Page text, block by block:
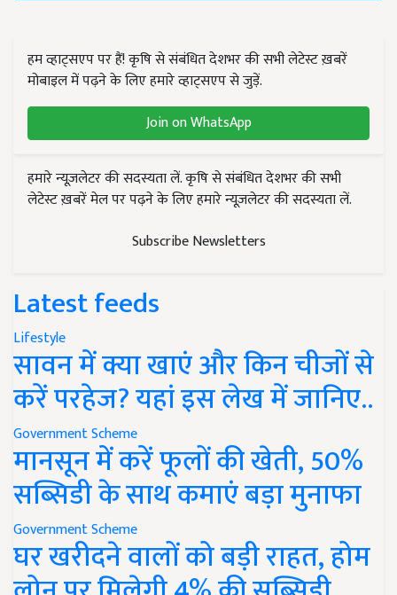
हम व्हाट्सएप पर हैं! कृषि से संबंधित देशभर की सभी लेटेस्ट ख़बरें
मोबाइल में पढ़ने के लिए हमारे व्हाट्सएप से जुड़ें.
Join on WhatsApp
हमारे न्यूज़लेटर की सदस्यता लें. कृषि से संबंधित देशभर की सभी
लेटेस्ट ख़बरें मेल पर पढ़ने के लिए हमारे न्यूज़लेटर की सदस्यता लें.
Subscribe Newsletters
Latest feeds
Lifestyle
सावन में क्या खाएं और किन चीजों से
करें परहेज? यहां इस लेख में जानिए..
Government Scheme
मानसून में करें फूलों की खेती, 50%
सब्सिडी के साथ कमाएं बड़ा मुनाफा
Government Scheme
घर खरीदने वालों को बड़ी राहत, होम